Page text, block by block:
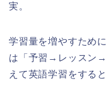
実。
学習量を増やすため
は「予習→レッスン→
えて英語学習をする